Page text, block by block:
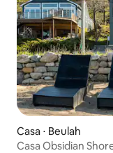
Casa ⋅ Beulah
Casa Obsidian